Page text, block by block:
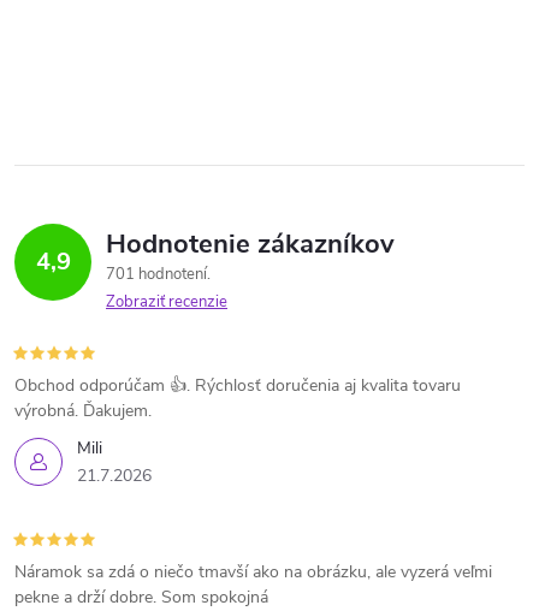
4,9 Hodnotenie zákazníkov
701 hodnotení
Zobraziť recenzie
Mili
21.7.2026
Obchod odporúčam 👍. Rýchlosť doručenia aj kvalita tovaru
výrobná. Ďakujem.
Náramok sa zdá o niečo tmavší ako na obrázku, ale vyzerá veľmi
pekne a drží dobre. Som spokojná